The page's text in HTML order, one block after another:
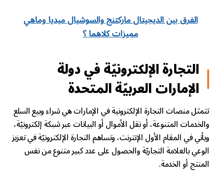
الفرق بين الديجيتال ماركتنج والسوشيال ميديا وماهي
مميزات كلاهما ؟
التجارة الإلكترونيّة في دولة
الإمارات العربيّة المتحدة
تتمثل منصات التجارة الإلكترونية في الإماراتهي شراء وبيع السلع
والخدمات المتنوعة، أو نقل الأموال أو البيانات عبر شبكة إلكترونيّة،
ويأتي في المقام الأول الإنترنت، وتساهم التجارة الإلكترونيّة في تعزيز
الوعي بالعلامة التجاريّة والحصول على عدد كبير متنوع من نفس
المنتج أو الخدمة.